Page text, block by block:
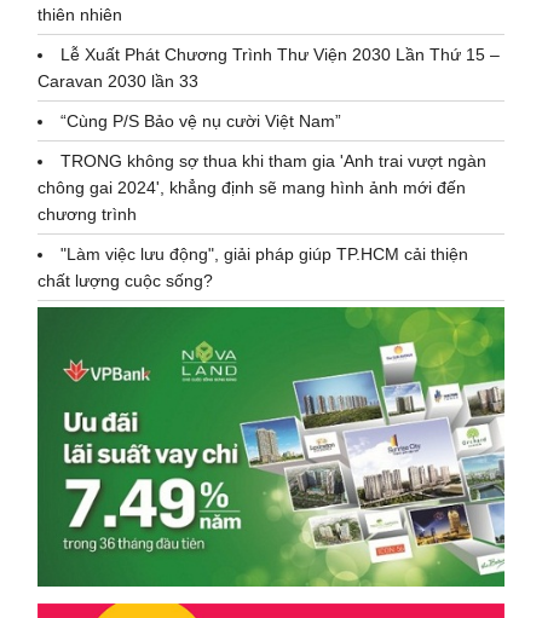
thiên nhiên
Lễ Xuất Phát Chương Trình Thư Viện 2030 Lần Thứ 15 –
Caravan 2030 lần 33
“Cùng P/S Bảo vệ nụ cười Việt Nam”
TRONG không sợ thua khi tham gia 'Anh trai vượt ngàn
chông gai 2024', khẳng định sẽ mang hình ảnh mới đến
chương trình
"Làm việc lưu động", giải pháp giúp TP.HCM cải thiện
chất lượng cuộc sống?